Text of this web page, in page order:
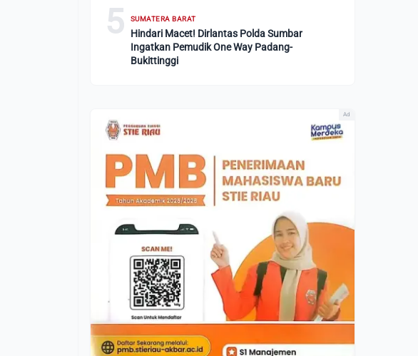
5 SUMATERA BARAT
Hindari Macet! Dirlantas Polda Sumbar
Ingatkan Pemudik One Way Padang-
Bukittinggi
Ad